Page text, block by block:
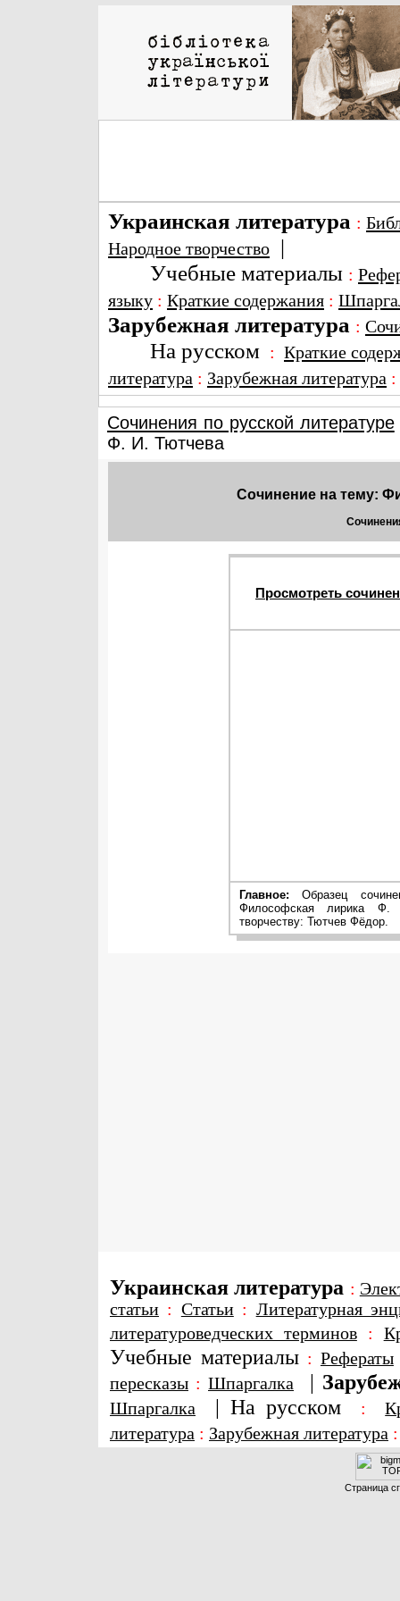
Украинская литература :
Народное творчество |
Учебные материалы :
языку : Краткие содержания :
Зарубежная литература :
На русском : Краткие
литература : Зарубежная литература
Сочинения по русской литературе
Ф. И. Тютчева
Сочинение на тему:
Просмотреть
Главное: Образец
Философская лирика
творчеству: Тютчев Фёдор.
Украинская литература :
статьи : Статьи: Литературная
литературоведческих терминов:
Учебные материалы : Рефераты
пересказы : Шпаргалка |
Шпаргалка | На русском :
литература : Зарубежная литература
Страница